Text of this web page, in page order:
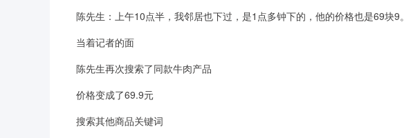
陈先生：上午10点半，我邻居也下过，是1点多钟下的，他的价格也是69块9。
当着记者的面
陈先生再次搜索了同款牛肉产品
价格变成了69.9元
搜索其他商品关键词